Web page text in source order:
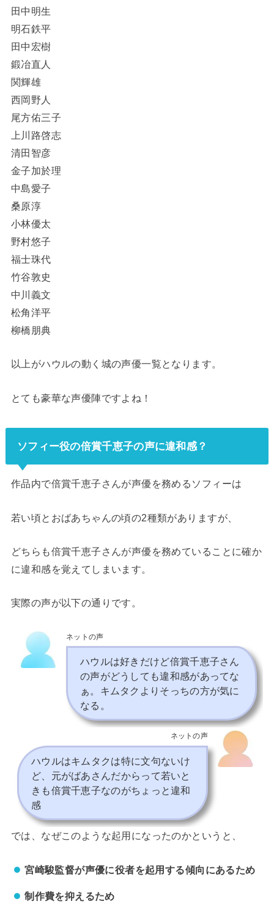
田中明生
明石鉄平
田中宏樹
鍛冶直人
関輝雄
西岡野人
尾方佑三子
上川路啓志
清田智彦
金子加於理
中島愛子
桑原淳
小林優太
野村悠子
福士珠代
竹谷敦史
中川義文
松角洋平
柳橋朋典
以上がハウルの動く城の声優一覧となります。
とても豪華な声優陣ですよね！
ソフィー役の倍賞千恵子の声に違和感？
作品内で倍賞千恵子さんが声優を務めるソフィーは
若い頃とおばあちゃんの頃の2種類がありますが、
どちらも倍賞千恵子さんが声優を務めていることに確か
に違和感を覚えてしまいます。
実際の声が以下の通りです。
ネットの声
ハウルは好きだけど倍賞千恵子さん
の声がどうしても違和感があってな
ぁ。キムタクよりそっちの方が気に
なる。
ネットの声
ハウルはキムタクは特に文句ないけ
ど、元がばあさんだからって若いと
きも倍賞千恵子なのがちょっと違和
感
では、なぜこのような起用になったのかというと、
宮崎駿監督が声優に役者を起用する傾向にあるため
制作費を抑えるため